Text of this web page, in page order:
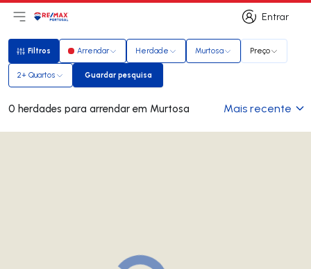
Entrar
Entrar
Abri menu principal
LogoIr para página inicial
Filtros
Filtros Arrendar Herdade Murtosa Preço
2+ Quartos Guardar pesquisa
Guardar pesquisa
0 herdades para arrendar em Murtosa Mais recente